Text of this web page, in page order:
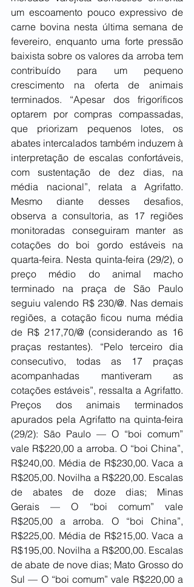
um escoamento pouco expressivo de
carne bovina nesta última semana de
fevereiro, enquanto uma forte pressão
baixista sobre os valores da arroba tem
contribuído para um pequeno
crescimento na oferta de animais
terminados. “Apesar dos frigoríficos
optarem por compras compassadas,
que priorizam pequenos lotes, os
abates intercalados também induzem à
interpretação de escalas confortáveis,
com sustentação de dez dias, na
média nacional”, relata a Agrifatto.
Mesmo diante desses desafios,
observa a consultoria, as 17 regiões
monitoradas conseguiram manter as
cotações do boi gordo estáveis na
quarta-feira. Nesta quinta-feira (29/2), o
preço médio do animal macho
terminado na praça de São Paulo
seguiu valendo R$ 230/@. Nas demais
regiões, a cotação ficou numa média
de R$ 217,70/@ (considerando as 16
praças restantes). “Pelo terceiro dia
consecutivo, todas as 17 praças
acompanhadas mantiveram as
cotações estáveis”, ressalta a Agrifatto.
Preços dos animais terminados
apurados pela Agrifatto na quinta-feira
(29/2): São Paulo — O “boi comum”
vale R$220,00 a arroba. O “boi China”,
R$240,00. Média de R$230,00. Vaca a
R$205,00. Novilha a R$220,00. Escalas
de abates de doze dias; Minas
Gerais — O “boi comum” vale
R$205,00 a arroba. O “boi China”,
R$225,00. Média de R$215,00. Vaca a
R$195,00. Novilha a R$200,00. Escalas
de abate de nove dias; Mato Grosso do
Sul — O “boi comum” vale R$220,00 a